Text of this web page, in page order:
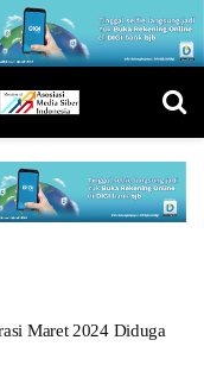
Maret 2024 Diduga